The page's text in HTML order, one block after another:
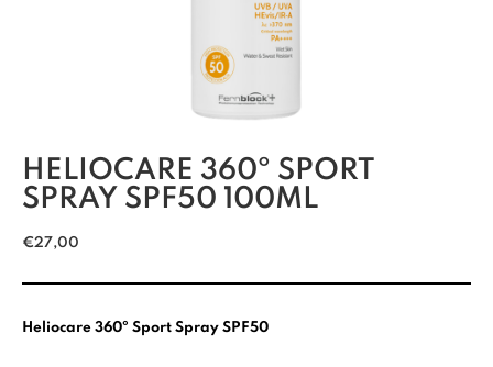
HELIOCARE 360º SPORT
SPRAY SPF50 100ML
€27,00
Heliocare 360º Sport Spray SPF50